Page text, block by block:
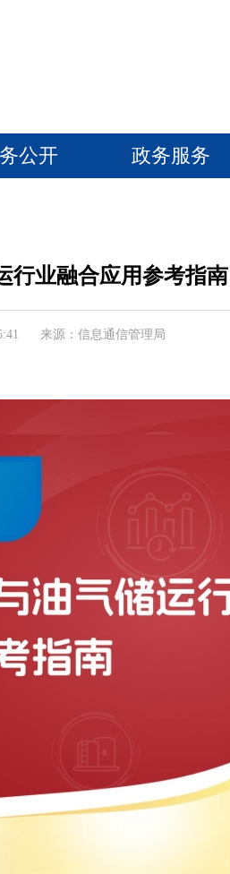
公开 政务服务
业融合应用参考指南
来源：信息通信管理局